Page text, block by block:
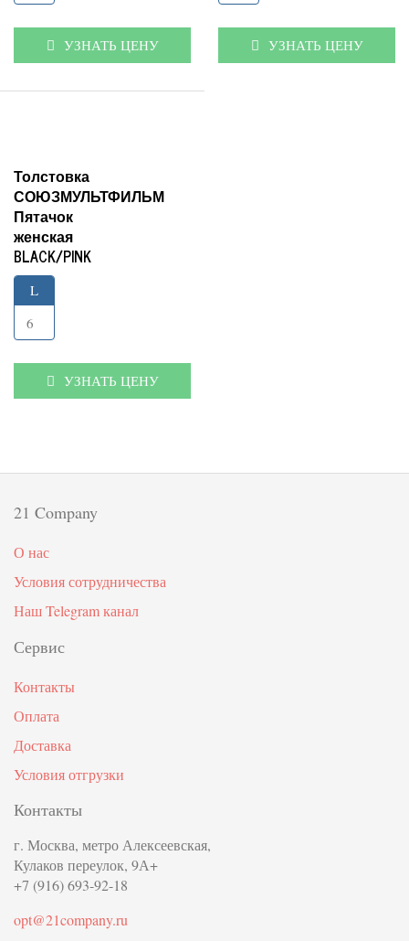
УЗНАТЬ ЦЕНУ УЗНАТЬ ЦЕНУ
Толстовка
СОЮЗМУЛЬТФИЛЬМ
Пятачок
женская
BLACK/PINK
L
6
УЗНАТЬ ЦЕНУ
21 Company
О нас
Условия сотрудничества
Наш Telegram канал
Сервис
Контакты
Оплата
Доставка
Условия отгрузки
Контакты
г. Москва, метро Алексеевская,
Кулаков переулок, 9А+
+7 (916) 693-92-18
opt@21company.ru